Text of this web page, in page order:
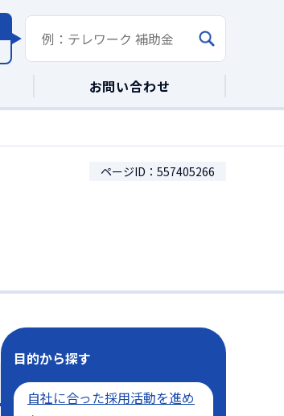
お問い合わせ
ページID：557405266
目的から探す
自社に合った採用活動を進め